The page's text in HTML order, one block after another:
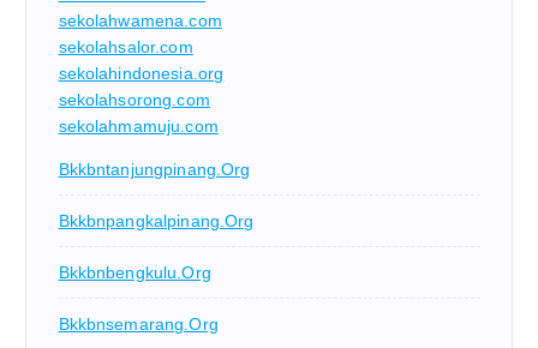
sekolahwamena.com
sekolahsalor.com
sekolahindonesia.org
sekolahsorong.com
sekolahmamuju.com
Bkkbntanjungpinang.org
Bkkbnpangkalpinang.org
Bkkbnbengkulu.org
Bkkbnsemarang.org